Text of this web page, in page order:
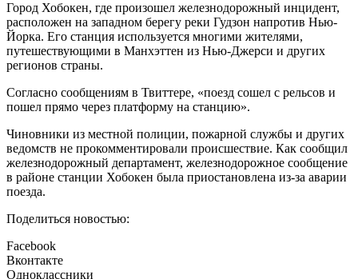
Город Хобокен, где произошел железнодорожный инцидент,
расположен на западном берегу реки Гудзон напротив Нью-
Йорка. Его станция используется многими жителями,
путешествующими в Манхэттен из Нью-Джерси и других
регионов страны.
Согласно сообщениям в Твиттере, «поезд сошел с рельсов и
пошел прямо через платформу на станцию».
Чиновники из местной полиции, пожарной службы и других
ведомств не прокомментировали происшествие. Как сообщил
железнодорожный департамент, железнодорожное сообщение
в районе станции Хобокен была приостановлена из-за аварии
поезда.
Поделиться новостью:
Facebook
Вконтакте
Одноклассники